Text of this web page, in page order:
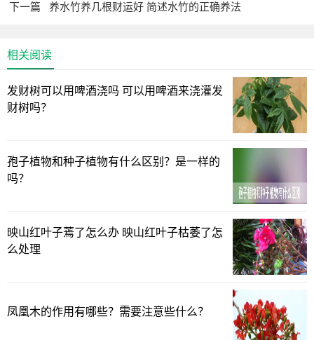
家庭盆栽沙漠玫瑰，要把它放在阳光充足的地方，浇水也
浇一次稀薄的肥水，或者施一些复合肥，这样枝叶会长得更
健壮，开花量也会更多。
玉树是一种景天科多浆植物，虽然它一般不容易开花，但
是植株古朴苍劲，叶片翠绿光亮，养在家里也是非常的美观
下一篇 养水竹养几根财运好 简述水竹的正确养法
相关阅读
发财树可以用啤酒浇吗 可以用啤酒来浇灌发
财树吗？
孢子植物和种子植物有什么区别？是一样的
吗？
映山红叶子蔫了怎么办 映山红叶子枯萎了怎
么处理
凤凰木的作用有哪些？需要注意些什么？